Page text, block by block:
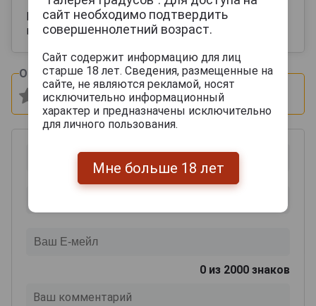
Вкусный хороший вкус , яркое цитрусовое
послевкусие
Оцените и напишите отзыв:
0 из 2000 знаков
сайт необходимо подтвердить
совершеннолетний возраст.
Сайт содержит информацию для лиц
старше 18 лет. Сведения, размещенные на
сайте, не являются рекламой, носят
исключительно информационный
характер и предназначены исключительно
для личного пользования.
Мне больше 18 лет